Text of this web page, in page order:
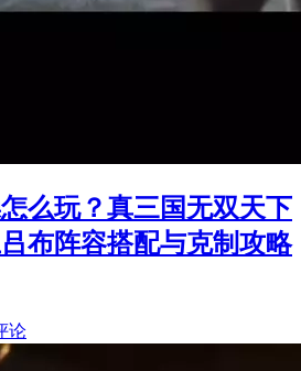
怎么玩？真三国无双天下
布阵容搭配与克制攻略
论